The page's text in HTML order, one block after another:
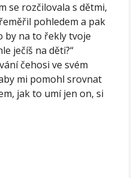
se rozčilovala s dětmi,
pohledem a pak
by na to řekly tvoje
ječíš na děti?“
čehosi ve svém
mi pomohl srovnat
jak to umí jen on, si